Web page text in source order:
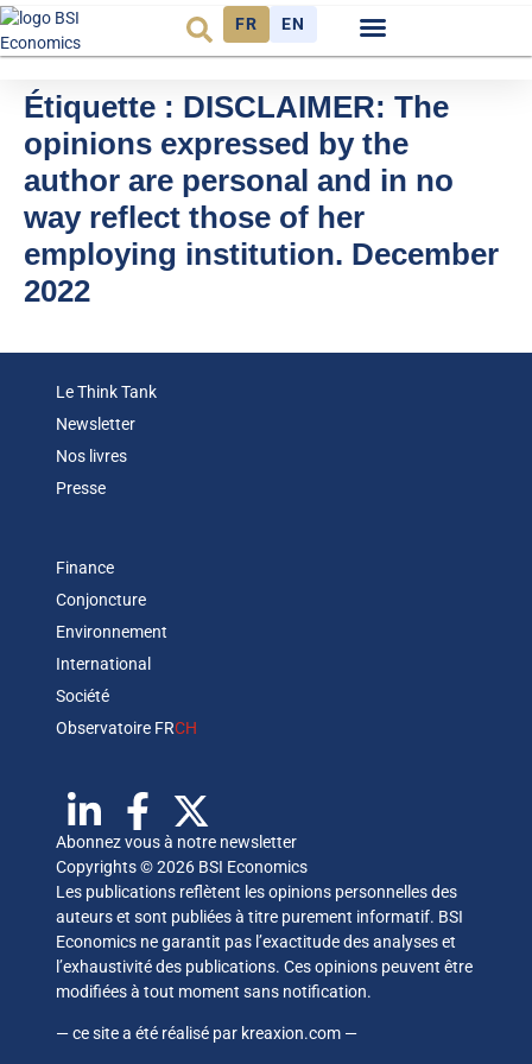
FR EN
Étiquette : DISCLAIMER: The
opinions expressed by the
author are personal and in no
way reflect those of her
employing institution. December
2022
Le Think Tank
Newsletter
Nos livres
Presse
Finance
Conjoncture
Environnement
International
Société
Observatoire FRCH
Abonnez vous à notre newsletter
Copyrights © 2026 BSI Economics
Les publications reflètent les opinions personnelles des
auteurs et sont publiées à titre purement informatif. BSI
Economics ne garantit pas l’exactitude des analyses et
l’exhaustivité des publications. Ces opinions peuvent être
modifiées à tout moment sans notification.
— ce site a été réalisé par kreaxion.com —